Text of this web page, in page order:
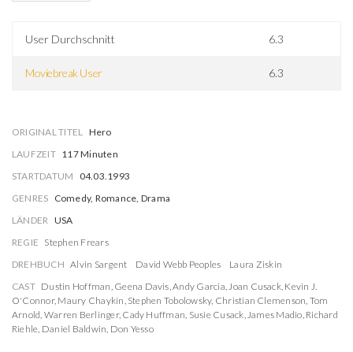
User Durchschnitt 6.3
Moviebreak User 6.3
ORIGINAL TITEL Hero
LAUFZEIT 117 Minuten
STARTDATUM
04.03.1993
GENRES Comedy, Romance, Drama
LÄNDER USA
REGIE Stephen Frears
DREHBUCH Alvin Sargent David Webb Peoples
Laura Ziskin
CAST Dustin Hoffman, Geena Davis,Andy Garcia,Joan Cusack, Kevin J.
O'Connor, Maury Chaykin, Stephen Tobolowsky, Christian Clemenson, Tom
Arnold, Warren Berlinger, Cady Huffman, Susie Cusack,James Madio, Richard
Riehle, Daniel Baldwin, Don Yesso